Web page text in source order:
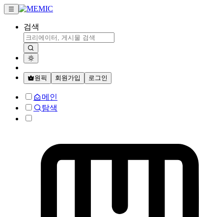
검색
원픽 회원가입 로그인
메인
탐색